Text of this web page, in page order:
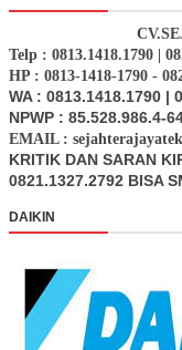
Telp : 0813.1418.1790 |
HP : 0813-1418-1790 -
WA : 0813.1418.1790 |
NPWP : 85.528.986.4-
EMAIL :
KRITIK DAN SARAN
0821.1327.2792 BISA
DAIKIN